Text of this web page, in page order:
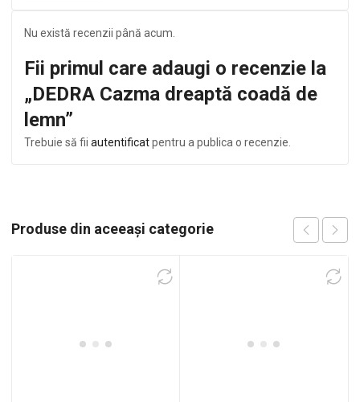
Nu există recenzii până acum.
Fii primul care adaugi o recenzie la
„DEDRA Cazma dreaptă coadă de
lemn”
Trebuie să fii autentificatpentru a publica o recenzie.
Produse din aceeași categorie